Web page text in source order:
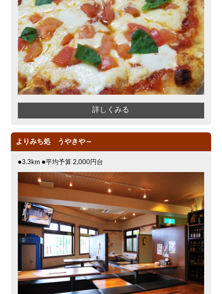
詳しくみる
よりみち処 うやきや～
●3.3km ●平均予算 2,000円台